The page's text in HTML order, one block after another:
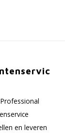
en leveren